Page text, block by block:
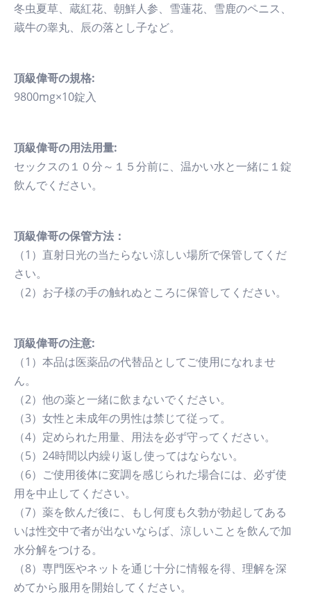
冬虫夏草、蔵紅花、朝鮮人参、雪蓮花、雪鹿のペニス、
蔵牛の睾丸、辰の落とし子など。
頂級偉哥の規格:
9800mg×10錠入
頂級偉哥の用法用量:
セックスの１０分～１５分前に、温かい水と一緒に１錠
飲んでください。
頂級偉哥の保管方法：
（1）直射日光の当たらない涼しい場所で保管してくだ
さい。
（2）お子様の手の触れぬところに保管してください。
頂級偉哥の注意:
（1）本品は医薬品の代替品としてご使用になれませ
ん。
（2）他の薬と一緒に飲まないでください。
（3）女性と未成年の男性は禁じて従って。
（4）定められた用量、用法を必ず守ってください。
（5）24時間以内繰り返し使ってはならない。
（6）ご使用後体に変調を感じられた場合には、必ず使
用を中止してください。
（7）薬を飲んだ後に、もし何度も久勃が勃起してある
いは性交中で者が出ないならば、涼しいことを飲んで加
水分解をつける。
（8）専門医やネットを通じ十分に情報を得、理解を深
めてから服用を開始してください。